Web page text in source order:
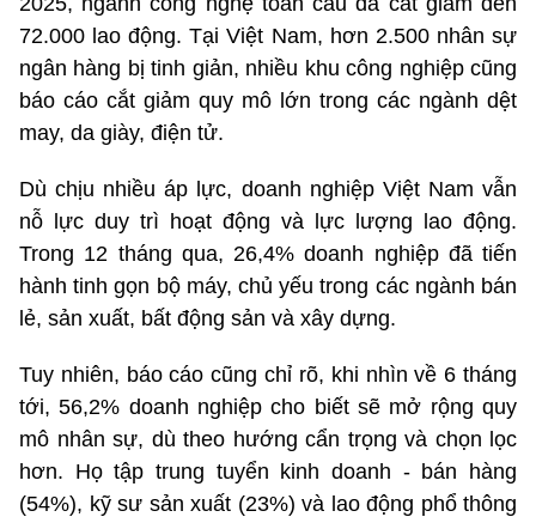
72.000 lao động. Tại Việt Nam, hơn 2.500 nhân sự
ngân hàng bị tinh giản, nhiều khu công nghiệp cũng
báo cáo cắt giảm quy mô lớn trong các ngành dệt
may, da giày, điện tử.
Dù chịu nhiều áp lực, doanh nghiệp Việt Nam vẫn
nỗ lực duy trì hoạt động và lực lượng lao động.
Trong 12 tháng qua, 26,4% doanh nghiệp đã tiến
hành tinh gọn bộ máy, chủ yếu trong các ngành bán
lẻ, sản xuất, bất động sản và xây dựng.
Tuy nhiên, báo cáo cũng chỉ rõ, khi nhìn về 6 tháng
tới, 56,2% doanh nghiệp cho biết sẽ mở rộng quy
mô nhân sự, dù theo hướng cẩn trọng và chọn lọc
hơn. Họ tập trung tuyển kinh doanh - bán hàng
(54%), kỹ sư sản xuất (23%) và lao động phổ thông